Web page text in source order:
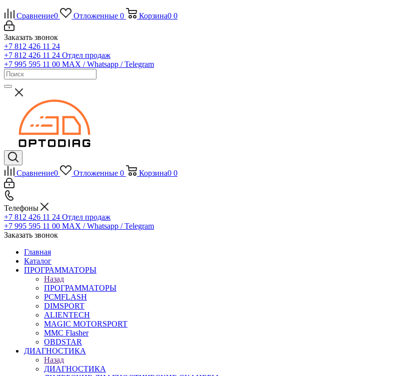
Сравнение0 Отложенные 0 Корзина0 0
Заказать звонок
+7 812 426 11 24
+7 812 426 11 24 Отдел продаж
+7 995 595 11 00 MAX / Whatsapp / Telegram
Сравнение0 Отложенные 0 Корзина0 0
Телефоны
+7 812 426 11 24 Отдел продаж
+7 995 595 11 00 MAX / Whatsapp / Telegram
Заказать звонок
Главная
Каталог
ПРОГРАММАТОРЫ
Назад
ПРОГРАММАТОРЫ
PCMFLASH
DIMSPORT
ALIENTECH
MAGIC MOTORSPORT
MMC Flasher
OBDSTAR
ДИАГНОСТИКА
Назад
ДИАГНОСТИКА